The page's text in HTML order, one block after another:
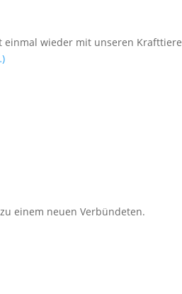
einmal wieder mit unseren
einem neuen Verbündeten.